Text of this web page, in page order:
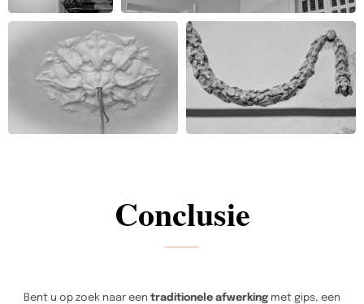
Conclusie
Bent u op zoek naar een traditionele afwerking met gips, een